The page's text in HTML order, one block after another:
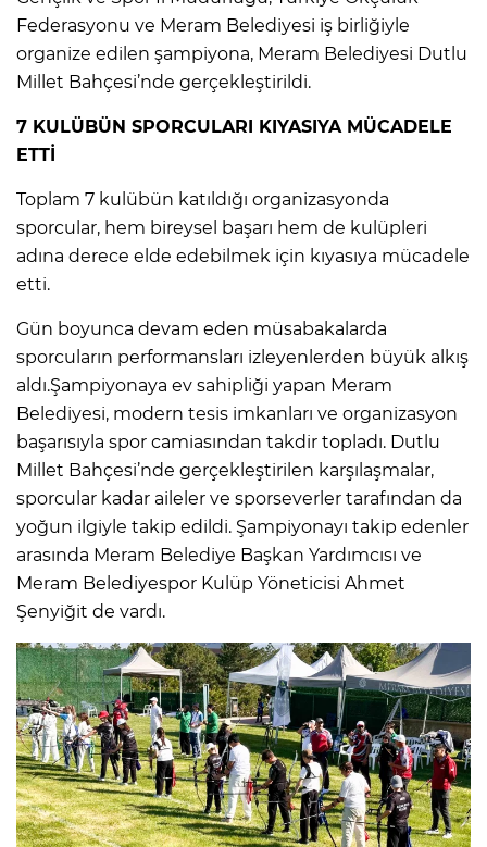
Federasyonu ve Meram Belediyesi iş birliğiyle
organize edilen şampiyona, Meram Belediyesi Dutlu
Millet Bahçesi’nde gerçekleştirildi.
7 KULÜBÜN SPORCULARI KIYASIYA MÜCADELE
ETTİ
Toplam 7 kulübün katıldığı organizasyonda
sporcular, hem bireysel başarı hem de kulüpleri
adına derece elde edebilmek için kıyasıya mücadele
etti.
Gün boyunca devam eden müsabakalarda
sporcuların performansları izleyenlerden büyük alkış
aldı.Şampiyonaya ev sahipliği yapan Meram
Belediyesi, modern tesis imkanları ve organizasyon
başarısıyla spor camiasından takdir topladı. Dutlu
Millet Bahçesi’nde gerçekleştirilen karşılaşmalar,
sporcular kadar aileler ve sporseverler tarafından da
yoğun ilgiyle takip edildi. Şampiyonayı takip edenler
arasında Meram Belediye Başkan Yardımcısı ve
Meram Belediyespor Kulüp Yöneticisi Ahmet
Şenyiğit de vardı.